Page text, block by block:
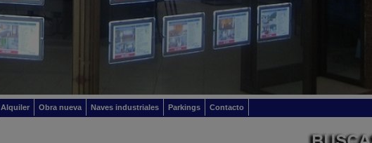
Alquiler Obra nueva Naves industriales Parkings Contacto